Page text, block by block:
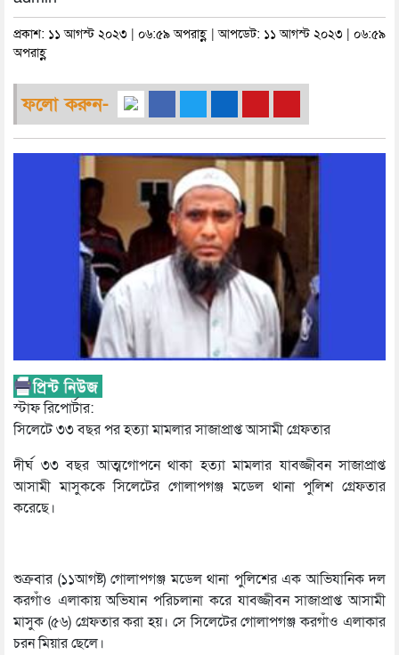
প্রকাশ: ১১ আগস্ট ২০২৩ | ০৬:৫৯ অপরাহ্ণ | আপডেট: ১১ আগস্ট ২০২৩ | ০৬:৫৯
অপরাহ্ণ
ফলো করুন-
স্টাফ রিপোর্টার:
সিলেটে ৩৩ বছর পর হত্যা মামলার সাজাপ্রাপ্ত আসামী গ্রেফতার
দীর্ঘ ৩৩ বছর আত্মগোপনে থাকা হত্যা মামলার যাবজ্জীবন সাজাপ্রাপ্ত
আসামী মাসুককে সিলেটের গোলাপগঞ্জ মডেল থানা পুলিশ গ্রেফতার
করেছে।
শুক্রবার (১১আগষ্ট) গোলাপগঞ্জ মডেল থানা পুলিশের এক আভিযানিক দল
করগাঁও এলাকায় অভিযান পরিচলানা করে যাবজ্জীবন সাজাপ্রাপ্ত আসামী
মাসুক (৫৬) গ্রেফতার করা হয়। সে সিলেটের গোলাপগঞ্জ করগাঁও এলাকার
চরন মিয়ার ছেলে।